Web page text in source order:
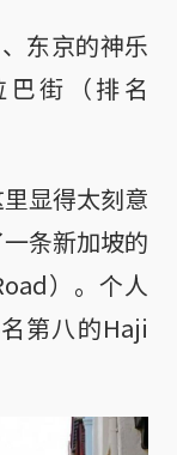
东京的神乐
街（排名
显得太刻意
条新加坡的
）。个人
第八的Haji